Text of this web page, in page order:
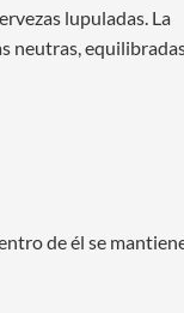
lupuladas. La
neutras,
de él se